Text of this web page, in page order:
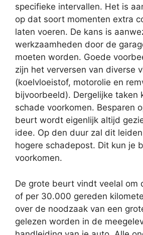
specifieke intervallen. Het is
op dat soort momenten extra
laten voeren. De kans is
werkzaamheden door de
moeten worden. Goede
zijn het verversen van diverse
(koelvloeistof, motorolie en
bijvoorbeeld). Dergelijke taken
schade voorkomen. Besparen
beurt wordt eigenlijk altijd
idee. Op den duur zal dit
hogere schadepost. Dit kun je
voorkomen.
De grote beurt vindt veelal om
of per 30.000 gereden
over de noodzaak van een
gelezen worden in de